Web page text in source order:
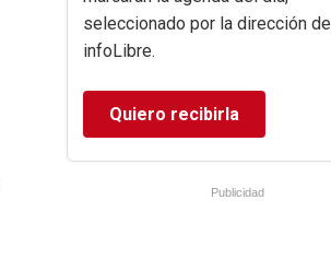
seleccionado por la dirección de
infoLibre.
Quiero recibirla
Publicidad